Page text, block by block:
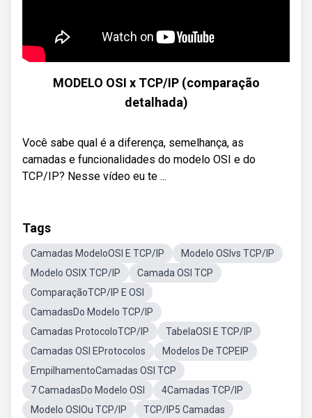
MODELO OSI x TCP/IP (comparação
detalhada)
Você sabe qual é a diferença, semelhança, as
camadas e funcionalidades do modelo OSI e do
TCP/IP? Nesse vídeo eu te ...
Tags
Camadas ModeloOSI E TCP/IP
Modelo OSIvs TCP/IP
Modelo OSIX TCP/IP
Camada OSI TCP
ComparaçãoTCP/IP E OSI
CamadasDo Modelo TCP/IP
Camadas ProtocoloTCP/IP
TabelaOSI E TCP/IP
Camadas OSI EProtocolos
Modelos De TCPEIP
EmpilhamentoCamadas OSI TCP
7 CamadasDo Modelo OSI
4Camadas TCP/IP
Modelo OSIOu TCP/IP
TCP/IP5 Camadas